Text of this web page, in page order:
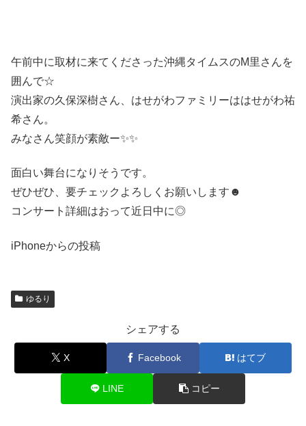
午前中に取材に来てくださった沖縄タイムスのM里さんを
囲んで☆
演出家の久保深樹さん、はせがわファミリーははせがわ祐
希さん。
みなさん笑顔が素敵ー✨✨
面白い舞台になりそうです。
ぜひぜひ、要チェックよろしくお願いします☻
コンサート詳細はおって近日中に◎
iPhoneからの投稿
ゆるり
シェアする
X Facebook はてブ
LINE コピー